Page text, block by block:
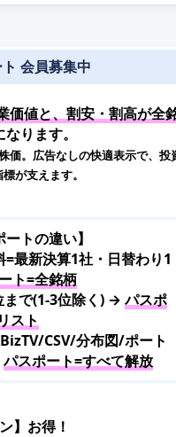
会員募集中
価値と、割安・割高が全
なります。
価。広告なしの快適表示で、投
が支えます。
ートの違い】
最新決算1社・日替わり1
ト=全銘柄
まで(1-3位除く) →パスポ
スト
CSV/分布図/ポート
パスポート=すべて解放
】お得！